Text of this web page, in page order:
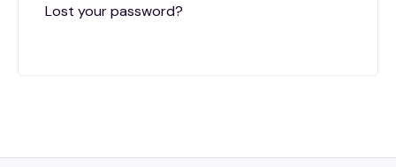
Lost your password?